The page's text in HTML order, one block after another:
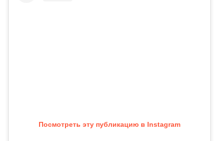
Посмотреть эту публикацию в Instagram